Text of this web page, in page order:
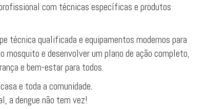
com técnicas específicas e produtos
técnica qualificada e equipamentos modernos para
e desenvolver um plano de ação completo,
e bem-estar para todos.
e toda a comunidade.
a dengue não tem vez!